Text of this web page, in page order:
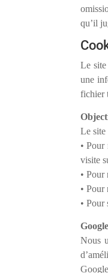
qu’il
Le site
une
fichier
Le
• Pour
visite
• Pour
• Pour
• Pour
Nous